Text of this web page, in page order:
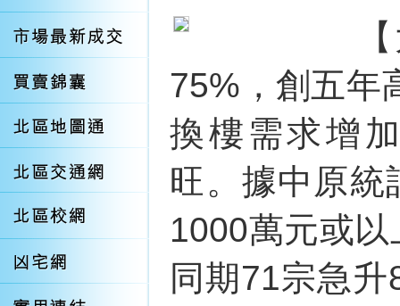
75%，創五年
換樓需求增
旺。據中原統
1000萬元或
同期71宗急